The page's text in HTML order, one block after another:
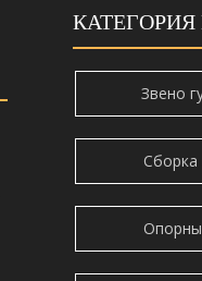
Звено
Сборка